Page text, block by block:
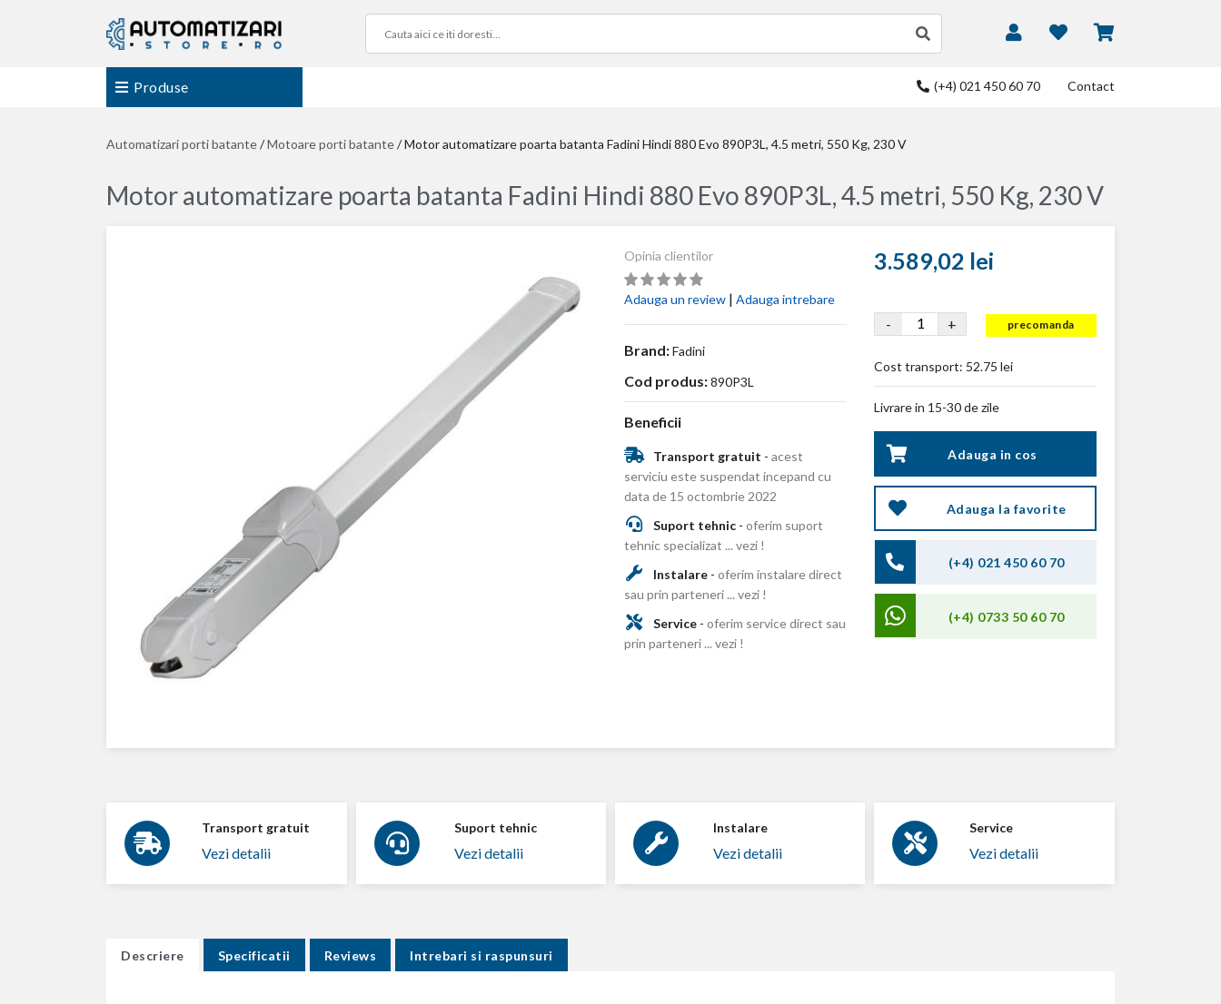
Produse (+4) 021 450 60 70 Contact
Automatizari porti batante/Motoare porti batante/Motor automatizare poarta batanta Fadini Hindi 880 Evo 890P3L, 4.5 metri, 550 Kg, 230 V
Motor automatizare poarta batanta Fadini Hindi 880 Evo 890P3L, 4.5 metri, 550 Kg, 230 V
Opinia clientilor
Adauga un review | Adauga intrebare
Brand:Fadini
Cod produs:890P3L
Beneficii
Transport gratuit - acest
serviciu este suspendat incepand cu
data de 15 octombrie 2022
Suport tehnic- oferim suport
tehnic specializat ... vezi !
Instalare- oferim instalare direct
sau prin parteneri ... vezi !
Service- oferim service direct sau
prin parteneri ... vezi !
3.589,02 lei
- + precomanda
Cost transport: 52.75 lei
Livrare in 15-30 de zile
Adauga in cos
Adauga la favorite
(+4) 021 450 60 70
(+4) 0733 50 60 70
Transport gratuit
Vezi detalii
Suport tehnic
Vezi detalii
Instalare
Vezi detalii
Service
Vezi detalii
Descriere Specificatii Reviews Intrebari si raspunsuri